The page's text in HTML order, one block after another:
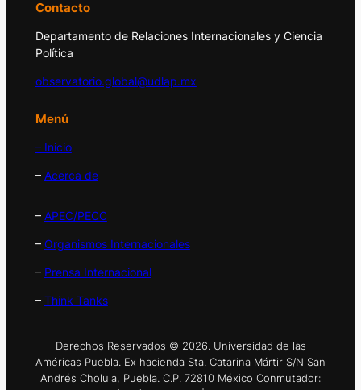
Contacto
Departamento de Relaciones Internacionales y Ciencia
Política
observatorio.global@udlap.mx
Menú
– Inicio
– Acerca de
– APEC/PECC
– Organismos Internacionales
– Prensa Internacional
– Think Tanks
Derechos Reservados © 2026. Universidad de las
Américas Puebla. Ex hacienda Sta. Catarina Mártir S/N San
Andrés Cholula, Puebla. C.P. 72810 México Conmutador: